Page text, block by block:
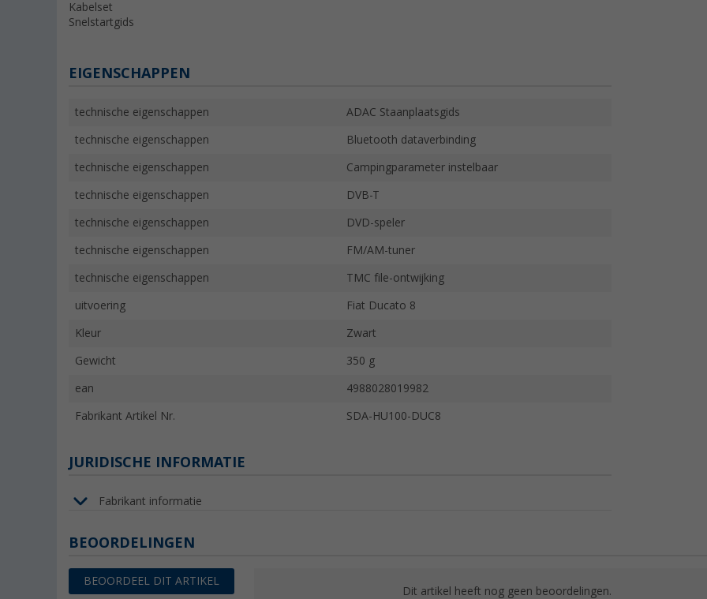
Kabelset
Snelstartgids
EIGENSCHAPPEN
technische eigenschappen ADAC Staanplaatsgids
technische eigenschappen Bluetooth dataverbinding
technische eigenschappen Campingparameter instelbaar
technische eigenschappen DVB-T
technische eigenschappen DVD-speler
technische eigenschappen FM/AM-tuner
technische eigenschappen TMC file-ontwijking
uitvoering Fiat Ducato 8
Kleur Zwart
Gewicht 350 g
ean 4988028019982
Fabrikant Artikel Nr. SDA-HU100-DUC8
JURIDISCHE INFORMATIE
Fabrikant informatie
BEOORDELINGEN
BEOORDEEL DIT ARTIKEL
Dit artikel heeft nog geen beoordelingen.